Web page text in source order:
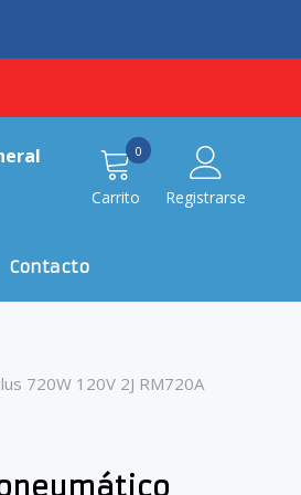
Carrito
00
Registrarse
Contacto
720W 120V 2J RM720A